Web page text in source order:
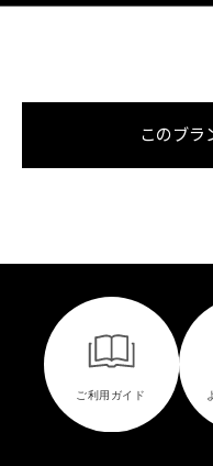
このブラ